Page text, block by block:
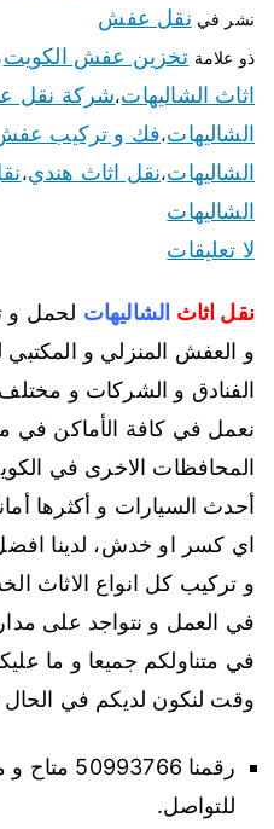
نشر في نقل عفش
ذو علامة تخزين عفش الكويت
اثاث الشاليهات،شركة نقل
الشاليهات،فك و تركيب
الشاليهات،نقل اثاث هندي،
الشاليهات
لا تعليقات
نقل اثاث الشاليهات لحمل و
و العفش المنزلي و المكتبي
الفنادق و الشركات و
نعمل في كافة الأماكن في
المحافظات الاخرى في
أحدث السيارات و أكثرها
اي كسر او خدش، لدينا
و تركيب كل انواع الاثاث
في العمل و نتواجد على
في متناولكم جميعا و ما
وقت لنكون لديكم في الحال
رقمنا
للتواصل.